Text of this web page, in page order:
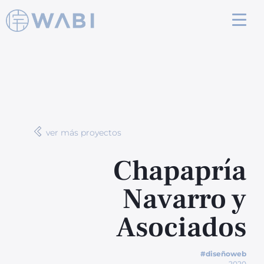
ver más proyectos
Chapapría
Navarro y
Asociados
#diseñoweb